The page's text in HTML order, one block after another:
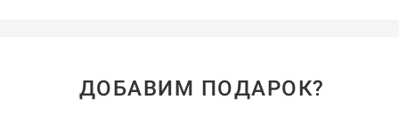
ДОБАВИМ ПОДАРОК?